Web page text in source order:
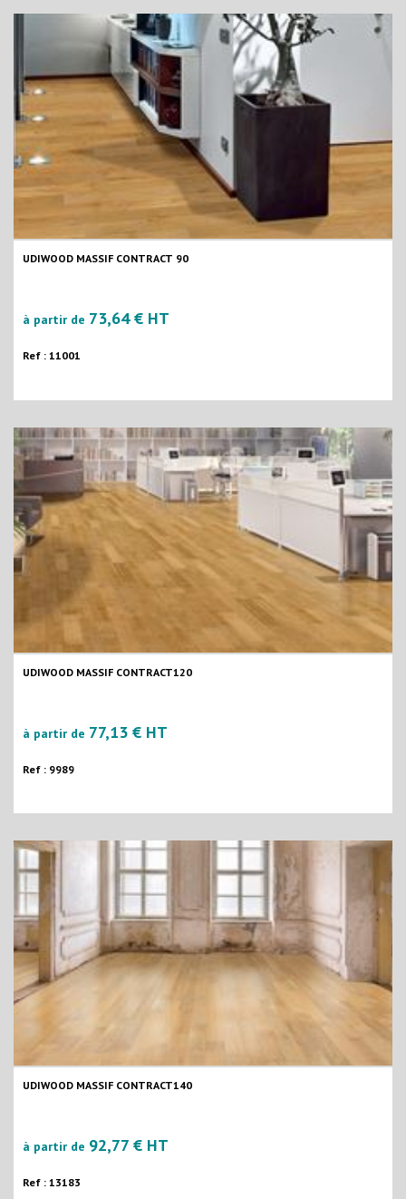
UDIWOOD MASSIF CONTRACT 90
à partir de 73,64 € HT
Ref : 11001
UDIWOOD MASSIF CONTRACT120
à partir de 77,13 € HT
Ref : 9989
UDIWOOD MASSIF CONTRACT140
à partir de 92,77 € HT
Ref : 13183